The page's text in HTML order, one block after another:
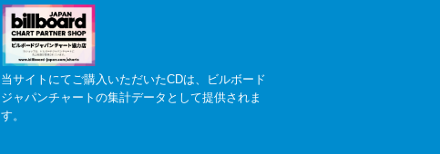
当サイトにてご購入いただいたCDは、ビルボード
ジャパンチャートの集計データとして提供されま
す。